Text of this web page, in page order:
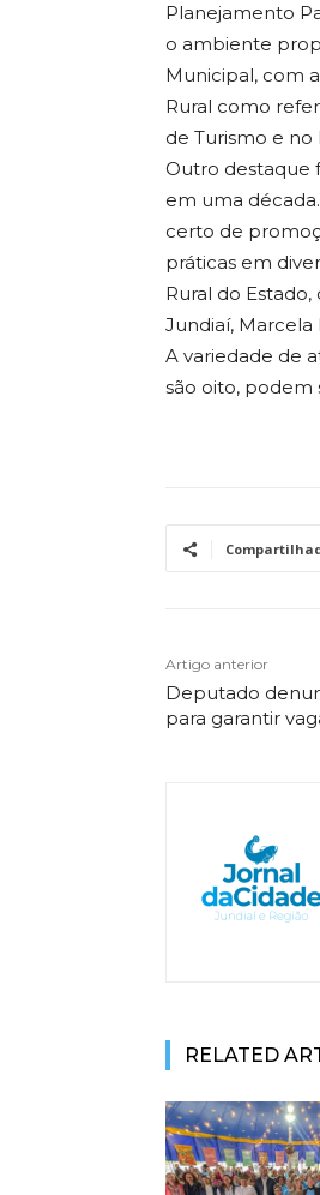
Planejamento
o ambiente
Municipal, com
Rural como
de Turismo e
Outro destaque
em uma
certo de
práticas em
Rural do
Jundiaí, Marcela
A variedade de
são oito, podem
Artigo anterior
Deputado
para garantir
RELATED